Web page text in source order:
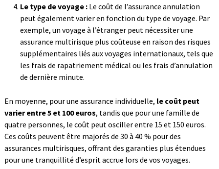
Le type de voyage :Le coût de l’assurance annulation
peut également varier en fonction du type de voyage. Par
exemple, un voyage à l’étranger peut nécessiter une
assurance multirisque plus coûteuse en raison des risques
supplémentaires liés aux voyages internationaux, tels que
les frais de rapatriement médical ou les frais d’annulation
de dernière minute.
En moyenne, pour une assurance individuelle, le coût peut
varier entre 5 et 100 euros, tandis que pour une famille de
quatre personnes, le coût peut osciller entre 15 et 150 euros.
Ces coûts peuvent être majorés de 30 à 40 % pour des
assurances multirisques, offrant des garanties plus étendues
pour une tranquillité d’esprit accrue lors de vos voyages.